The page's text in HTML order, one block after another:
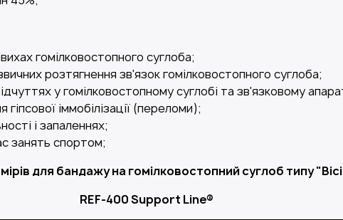
гомілковостопного суглоба;
розтягнення зв'язок гомілковостопного суглоба;
у гомілковостопному суглобі та зв'язковому
гіпсової іммобілізації (переломи);
і запаленнях;
занять спортом;
для бандажу на гомілковостопний суглоб типу
REF-400 Support Line®